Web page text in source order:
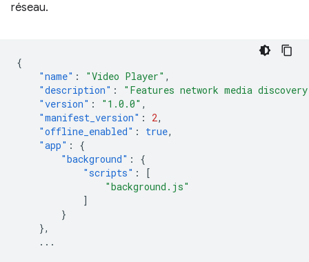
réseau.
{
"name" : "Video Player" ,
"description" :
"Features network media
"version" : "1.0.0" ,
"manifest_version" : 2,
"offline_enabled" : true,
"app" :
{
"background" :
{
"scripts" :
[
"background.js"
]
}
},
...